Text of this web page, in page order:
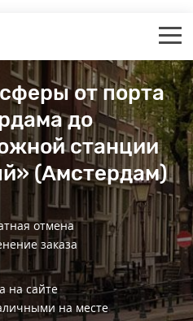
от порта
до
станции
(Амстердам)
отмена
заказа
на сайте
на месте